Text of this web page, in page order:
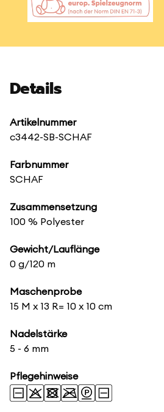
Details
Artikelnummer
c3442-SB-SCHAF
Farbnummer
SCHAF
Zusammensetzung
100 % Polyester
Gewicht/Lauflänge
0 g/120 m
Maschenprobe
15 M x 13 R= 10 x 10 cm
Nadelstärke
5 - 6 mm
Pflegehinweise